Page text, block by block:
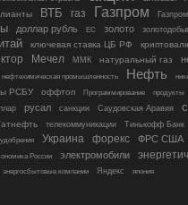
ВТБ газ Газпром
доллар рубль ЕС золото
ключевая ставка ЦБ РФ
Мечел ММК натуральный газ
нефтехимическая промышленность Нефть
РСБУ оффтоп Программирование продукты
русал санкции Саудовская Аравия
телекоммуникации Тинькофф Банк
удобрения Украина форекс ФРС США
России электромобили
энергосбытовые компании Яндекс япония